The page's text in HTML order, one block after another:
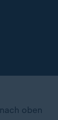
nach oben